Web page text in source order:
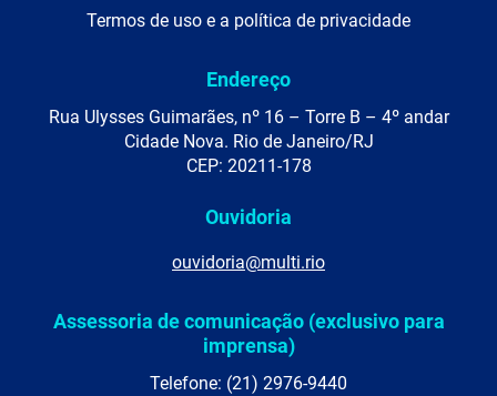
Termos de uso e a política de privacidade
Endereço
Rua Ulysses Guimarães, nº 16 – Torre B – 4º andar
Cidade Nova. Rio de Janeiro/RJ
CEP: 20211-178
Ouvidoria
ouvidoria@multi.rio
Assessoria de comunicação (exclusivo para
imprensa)
Telefone: (21) 2976-9440